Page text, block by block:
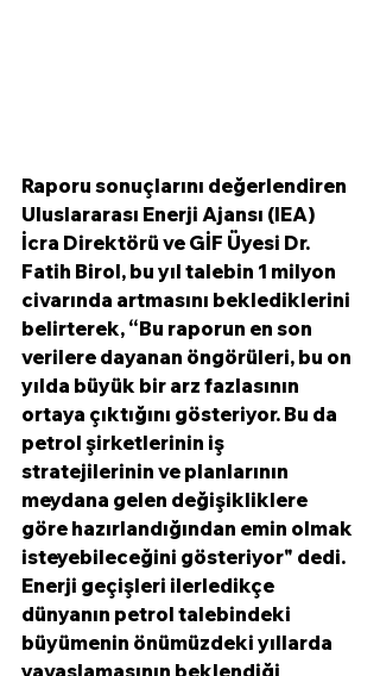
Raporu sonuçlarını değerlendiren
Uluslararası Enerji Ajansı (IEA)
İcra Direktörü ve GİF Üyesi Dr.
Fatih Birol, bu yıl talebin 1 milyon
civarında artmasını beklediklerini
belirterek, “Bu raporun en son
verilere dayanan öngörüleri, bu on
yılda büyük bir arz fazlasının
ortaya çıktığını gösteriyor. Bu da
petrol şirketlerinin iş
stratejilerinin ve planlarının
meydana gelen değişikliklere
göre hazırlandığından emin olmak
isteyebileceğini gösteriyor" dedi.
Enerji geçişleri ilerledikçe
dünyanın petrol talebindeki
büyümenin önümüzdeki yıllarda